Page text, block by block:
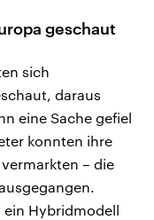
geschaut
sich
daraus
eine Sache gefiel
konnten ihre
– die
ein Hybridmodell